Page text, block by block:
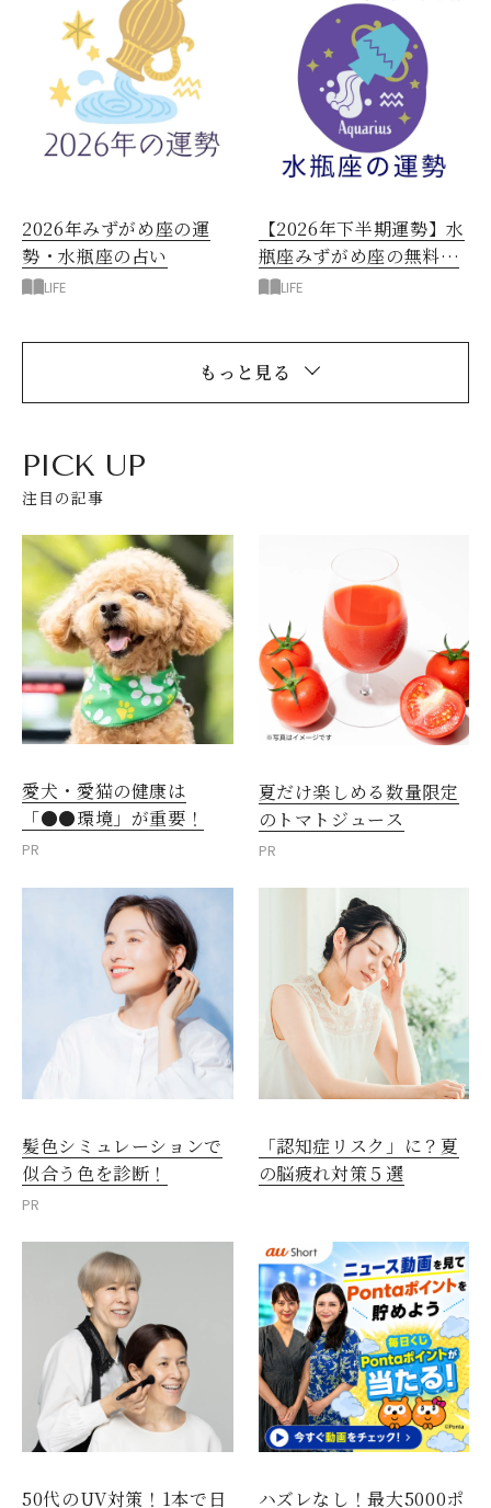
2026年みずがめ座の運
勢・水瓶座の占い
LIFE
【2026年下半期運勢】水
瓶座みずがめ座の無料占
いLIFE
もっと見る
PICK UP
注目の記事
愛犬・愛猫の健康は
「●●環境」が重要！
PR
夏だけ楽しめる数量限定
のトマトジュース
PR
髪色シミュレーションで
似合う色を診断！
PR
「認知症リスク」に？夏
の脳疲れ対策５選
50代のUV対策！1本で日 ハズレなし！最大5000ポ